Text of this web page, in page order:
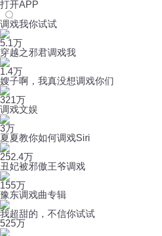
打开APP
调戏我你试试
5.1万
穿越之邪君调戏我
1.4万
嫂子啊，我真没想调戏你们
321万
调戏文娱
3万
夏夏教你如何调戏Siri
252.4万
丑妃被邪傲王爷调戏
155万
豫东调戏曲专辑
我超甜的，不信你试试
525万